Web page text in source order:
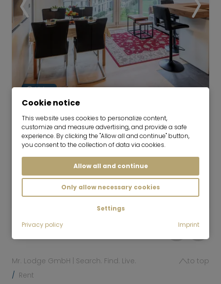
Video
Nicely furnished apartment in Au-
Haidhausen
01.09.2026 for 6-12 months
2 room
54 m²
Munich-Au-Haidhausen
€/Month
Mr. Lodge GmbH | Search. Find. Live.
Rent
to top
Cookie notice
This website uses cookies to personalize content,
customize and measure advertising, and provide a safe
experience. By clicking the "Allow all and continue" button,
you consent to the collection of data via cookies.
Allow all and continue
Only allow necessary cookies
Settings
Privacy policy
Imprint